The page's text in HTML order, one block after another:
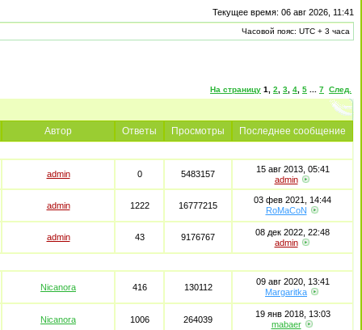
Текущее время: 06 авг 2026, 11:41
Часовой пояс: UTC + 3 часа
На страницу 1 2 3 4 5 7 След.
Автор Ответы Просмотры Последнее сообщение
admin 0 5483157
15 авг 2013, 05:41
admin
admin 1222 16777215
03 фев 2021, 14:44
RoMaCoN
admin 43 9176767
08 дек 2022, 22:48
admin
Nicanora 416 130112
09 авг 2020, 13:41
Margaritka
Nicanora 1006 264039
19 янв 2018, 13:03
mabaer